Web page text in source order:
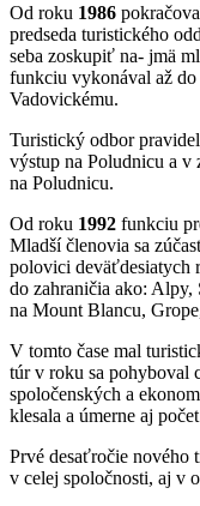
Od roku 1986
predseda turistického
seba zoskupiť na- jmä
funkciu vykonával až do
Vadovickému.
Turistický odbor
výstup na Poludnicu a v
na Poludnicu.
Od roku 1992 funkciu
Mladší členovia sa
polovici deväťdesiatych
do zahraničia ako: Alpy,
na Mount Blancu,
V tomto čase mal
túr v roku sa pohyboval
spoločenských a
klesala a úmerne aj
Prvé desaťročie nového
v celej spoločnosti, aj v